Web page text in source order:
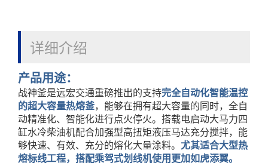
详细介绍
产品用途：
战神釜是远宏交通重磅推出的支持完全自动化智能温控
的超大容量热熔釜，能够在拥有超大容量的同时，全自
动精准化、智能化进行点火停火。搭载电启动大马力四
缸水冷柴油机配合加强型高扭矩液压马达充分搅拌，能
够快速、有效、充分的熔化大量涂料。 尤其适合大型热
熔标线工程，搭配乘驾式划线机使用更加如虎添翼。